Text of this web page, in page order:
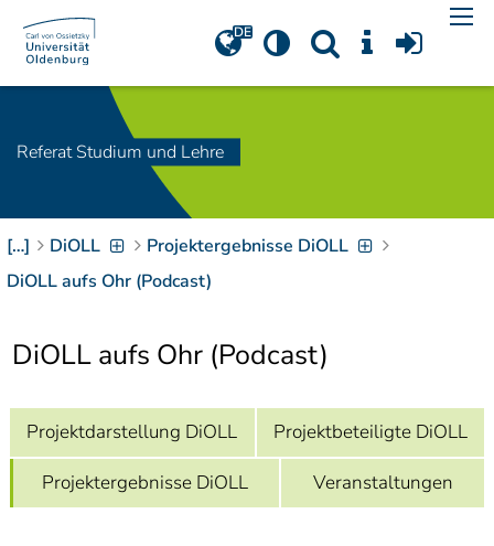
Navigation[Access-Key 1
Choose other language
Zum Inhalt springen
[Access-Key 2
Zur Suche springen
[Access-Key 4]
Zur Hauptnavigation
springen
Zielgruppennavigation
springen
Access-Key
Zur
Brotkrumennavigation
springen [
Access-Key
Referat Studium und Lehre
[…] DiOLL
Projektergebnisse DiOLL
DiOLL aufs Ohr (Podcast)
DiOLL aufs Ohr (Podcast)
Projektdarstellung DiOLL
Projektbeteiligte DiOLL
Projektergebnisse DiOLL
Veranstaltungen